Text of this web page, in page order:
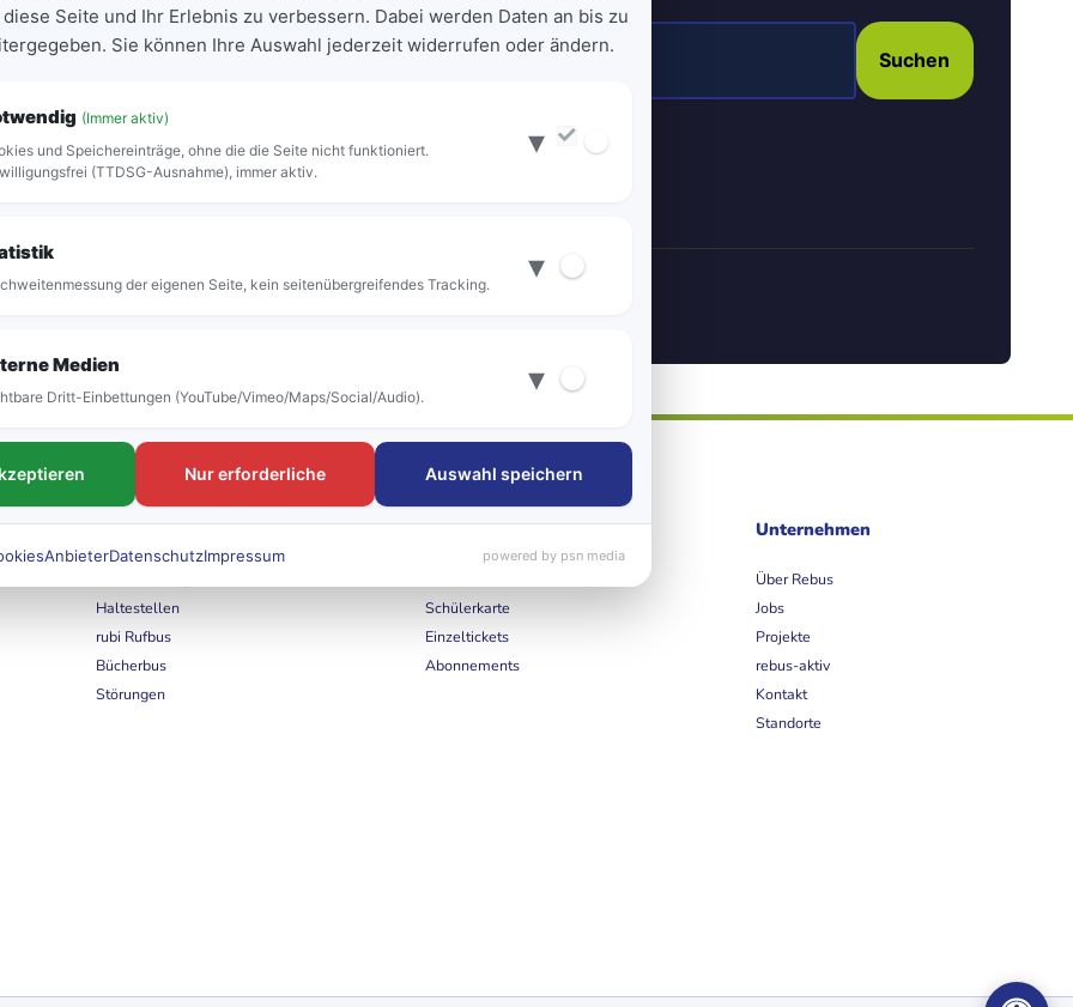
Suchen
Haltestelle im aktiven Fahrplan vor.
Vollständige Abfahrtstafel anzeigen
FAHRTEN
Haltestellen
rubi Rufbus
Bücherbus
Störungen
Tickets & Tarife
Schülerkarte
Einzeltickets
Abonnements
Unternehmen
Über Rebus
Jobs
Projekte
rebus-aktiv
Kontakt
Standorte
Seite und Ihr Erlebnis zu verbessern. Dabei werden Daten an bis zu
Sie können Ihre Auswahl jederzeit widerrufen oder ändern.
(Immer aktiv)
und Speichereinträge, ohne die die Seite nicht funktioniert.
(TTDSG-Ausnahme), immer aktiv.
▾
der eigenen Seite, kein seitenübergreifendes Tracking. ▾
Medien
Dritt-Einbettungen (YouTube/Vimeo/Maps/Social/Audio). ▾
Nur erforderliche Auswahl speichern
AnbieterDatenschutzImpressum powered by psn media